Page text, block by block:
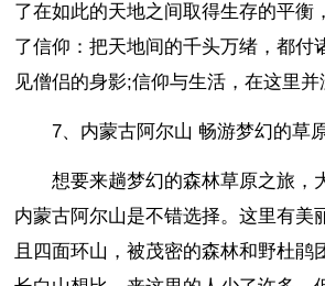
了在如此的天地之间取得生存的平衡
了信仰：把天地间的千头万绪，都付
见僧侣的身影;信仰与生活，在这里并
7、内蒙古阿尔山 畅游梦幻的草
想要来趟梦幻的森林草原之旅，
内蒙古阿尔山是不错选择。这里有美
且四面环山，被茂密的森林和野杜鹃